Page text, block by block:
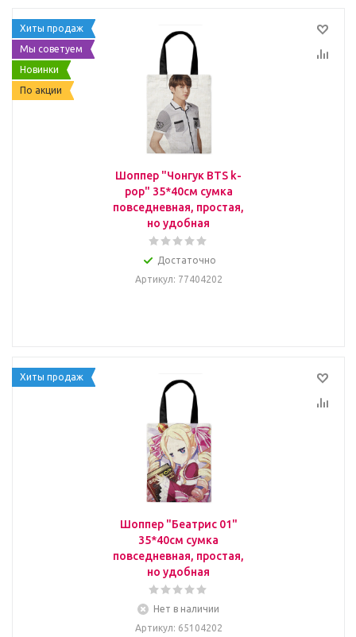
Хиты продаж
Мы советуем
Новинки
По акции
Шоппер "Чонгук BTS k-
pop" 35*40см сумка
повседневная, простая,
но удобная
Достаточно
Артикул: 77404202
Хиты продаж
Шоппер "Беатрис 01"
35*40см сумка
повседневная, простая,
но удобная
Нет в наличии
Артикул: 65104202